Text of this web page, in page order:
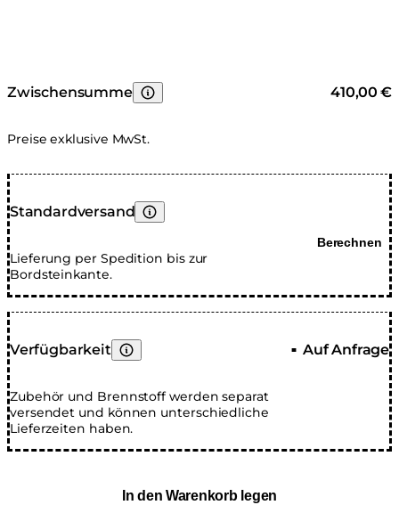
entfernen, bevor Sie das Produkt abdecken.
Zwischensumme
Erfahren Sie mehr
Preise exklusive MwSt.
410,00 €
Standardversand
Erfahren Sie mehr
Lieferung per Spedition bis zur
Bordsteinkante.
Berechnen
Verfügbarkeit
Erfahren Sie mehr
Zubehör und Brennstoff werden separat
versendet und können unterschiedliche
Lieferzeiten haben.
■ Auf Anfrage
In den Warenkorb legen